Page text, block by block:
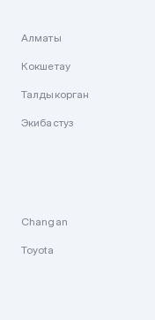
Алматы
Кокшетау
Талдыкорган
Экибастуз
Changan
Toyota